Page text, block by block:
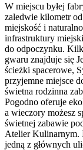
W miejscu byłej
zaledwie kilometr
miejskość i
infrastruktury
do odpoczynku.
gwaru znajduje się
ścieżki spacerowe,
przyjemne miejsce
świetna rodzinna
Pogodno oferuje
a wieczory możesz
świetnej zabawie
Atelier Kulinarnym.
jedną z głównych